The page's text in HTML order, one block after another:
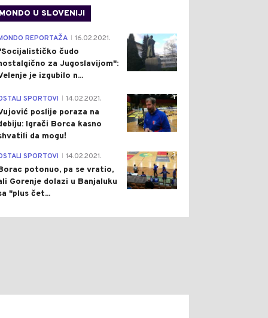
MONDO U SLOVENIJI
4
REPORTAŽA 16.02.2021.
čudo
za Jugoslavijom":
je izgubilo n...
1
SPORTOVI 14.02.2021.
poslije poraza na
Igrači Borca kasno
da mogu!
3
SPORTOVI 14.02.2021.
potonuo, pa se vratio,
Gorenje dolazi u Banjaluku
"plus čet...